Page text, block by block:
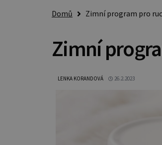
Domů Zimní program pro
Zimní
LENKA KORANDOVÁ 26.2.2023